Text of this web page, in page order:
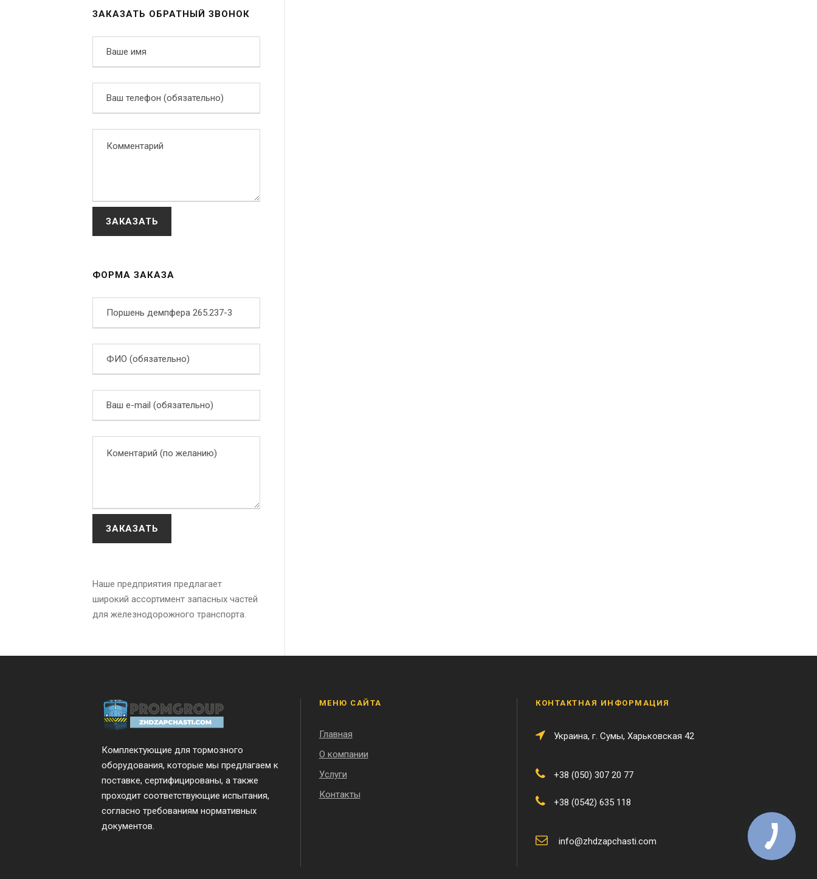
ЗАКАЗАТЬ ОБРАТНЫЙ ЗВОНОК
ФОРМА ЗАКАЗА
Наше предприятия предлагает
широкий ассортимент запасных частей
для железнодорожного транспорта.
Комплектующие для тормозного
оборудования, которые мы предлагаем к
поставке, сертифицированы, а также
проходит соответствующие испытания,
согласно требованиям нормативных
документов.
МЕНЮ САЙТА
Главная
О компании
Услуги
Контакты
КОНТАКТНАЯ ИНФОРМАЦИЯ
Украина, г. Сумы, Харьковская 42
+38 (050) 307 20 77
+38 (0542) 635 118
info@zhdzapchasti.com